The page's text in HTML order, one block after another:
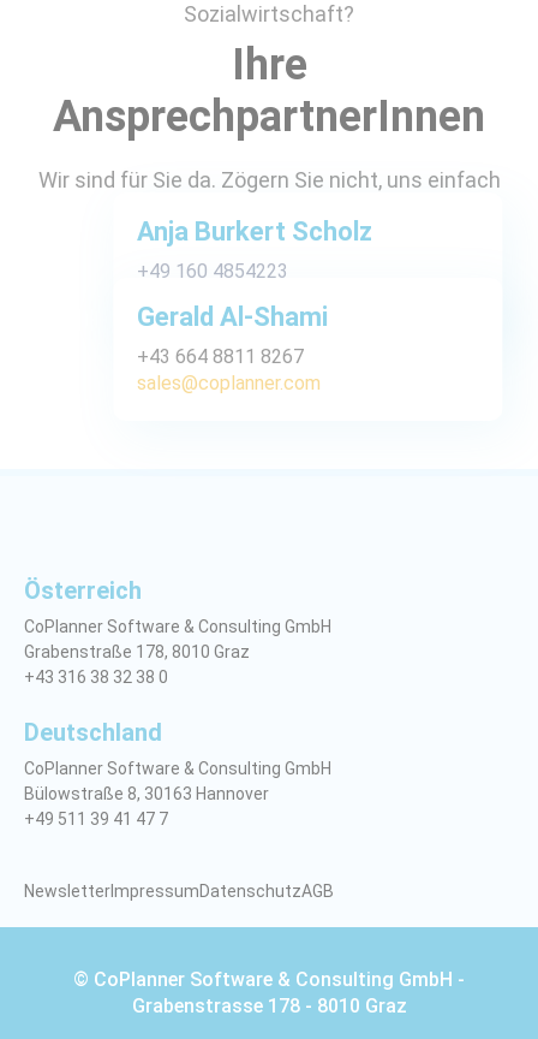
Sozialwirtschaft?
Ihre
AnsprechpartnerInnen
Wir sind für Sie da. Zögern Sie nicht, uns einfach
Anja Burkert Scholz
+49 160 4854223
Gerald Al-Shami
+43 664 8811 8267
sales@coplanner.com
Österreich
CoPlanner Software & Consulting GmbH
Grabenstraße 178, 8010 Graz
+43 316 38 32 38 0
Deutschland
CoPlanner Software & Consulting GmbH
Bülowstraße 8, 30163 Hannover
+49 511 39 41 47 7
NewsletterImpressumDatenschutzAGB
© CoPlanner Software & Consulting GmbH -
Grabenstrasse 178 - 8010 Graz